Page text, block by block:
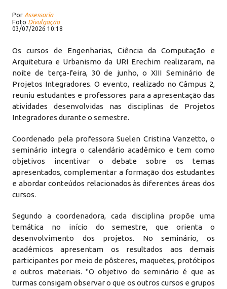
Por Assessoria
Foto Divulgação
03/07/2026 10:18
Os cursos de Engenharias, Ciência da Computação e
Arquitetura e Urbanismo da URI Erechim realizaram, na
noite de terça-feira, 30 de junho, o XIII Seminário de
Projetos Integradores. O evento, realizado no Câmpus 2,
reuniu estudantes e professores para a apresentação das
atividades desenvolvidas nas disciplinas de Projetos
Integradores durante o semestre.
Coordenado pela professora Suelen Cristina Vanzetto, o
seminário integra o calendário acadêmico e tem como
objetivos incentivar o debate sobre os temas
apresentados, complementar a formação dos estudantes
e abordar conteúdos relacionados às diferentes áreas dos
cursos.
Segundo a coordenadora, cada disciplina propõe uma
temática no início do semestre, que orienta o
desenvolvimento dos projetos. No seminário, os
acadêmicos apresentam os resultados aos demais
participantes por meio de pôsteres, maquetes, protótipos
e outros materiais. "O objetivo do seminário é que as
turmas consigam observar o que os outros cursos e grupos